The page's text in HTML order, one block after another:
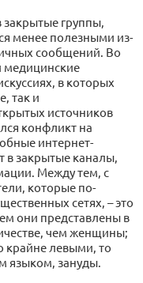
группы,
менее полезными из-
сообщений. Во
медицинские
в которых
так и
источников
конфликт на
интернет-
в закрытые каналы,
Между тем, с
которые по-
сетях, – это
они представлены в
чем женщины;
крайне левыми, то
языком, зануды.